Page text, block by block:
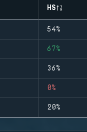
HS
54%
67%
36%
0%
20%